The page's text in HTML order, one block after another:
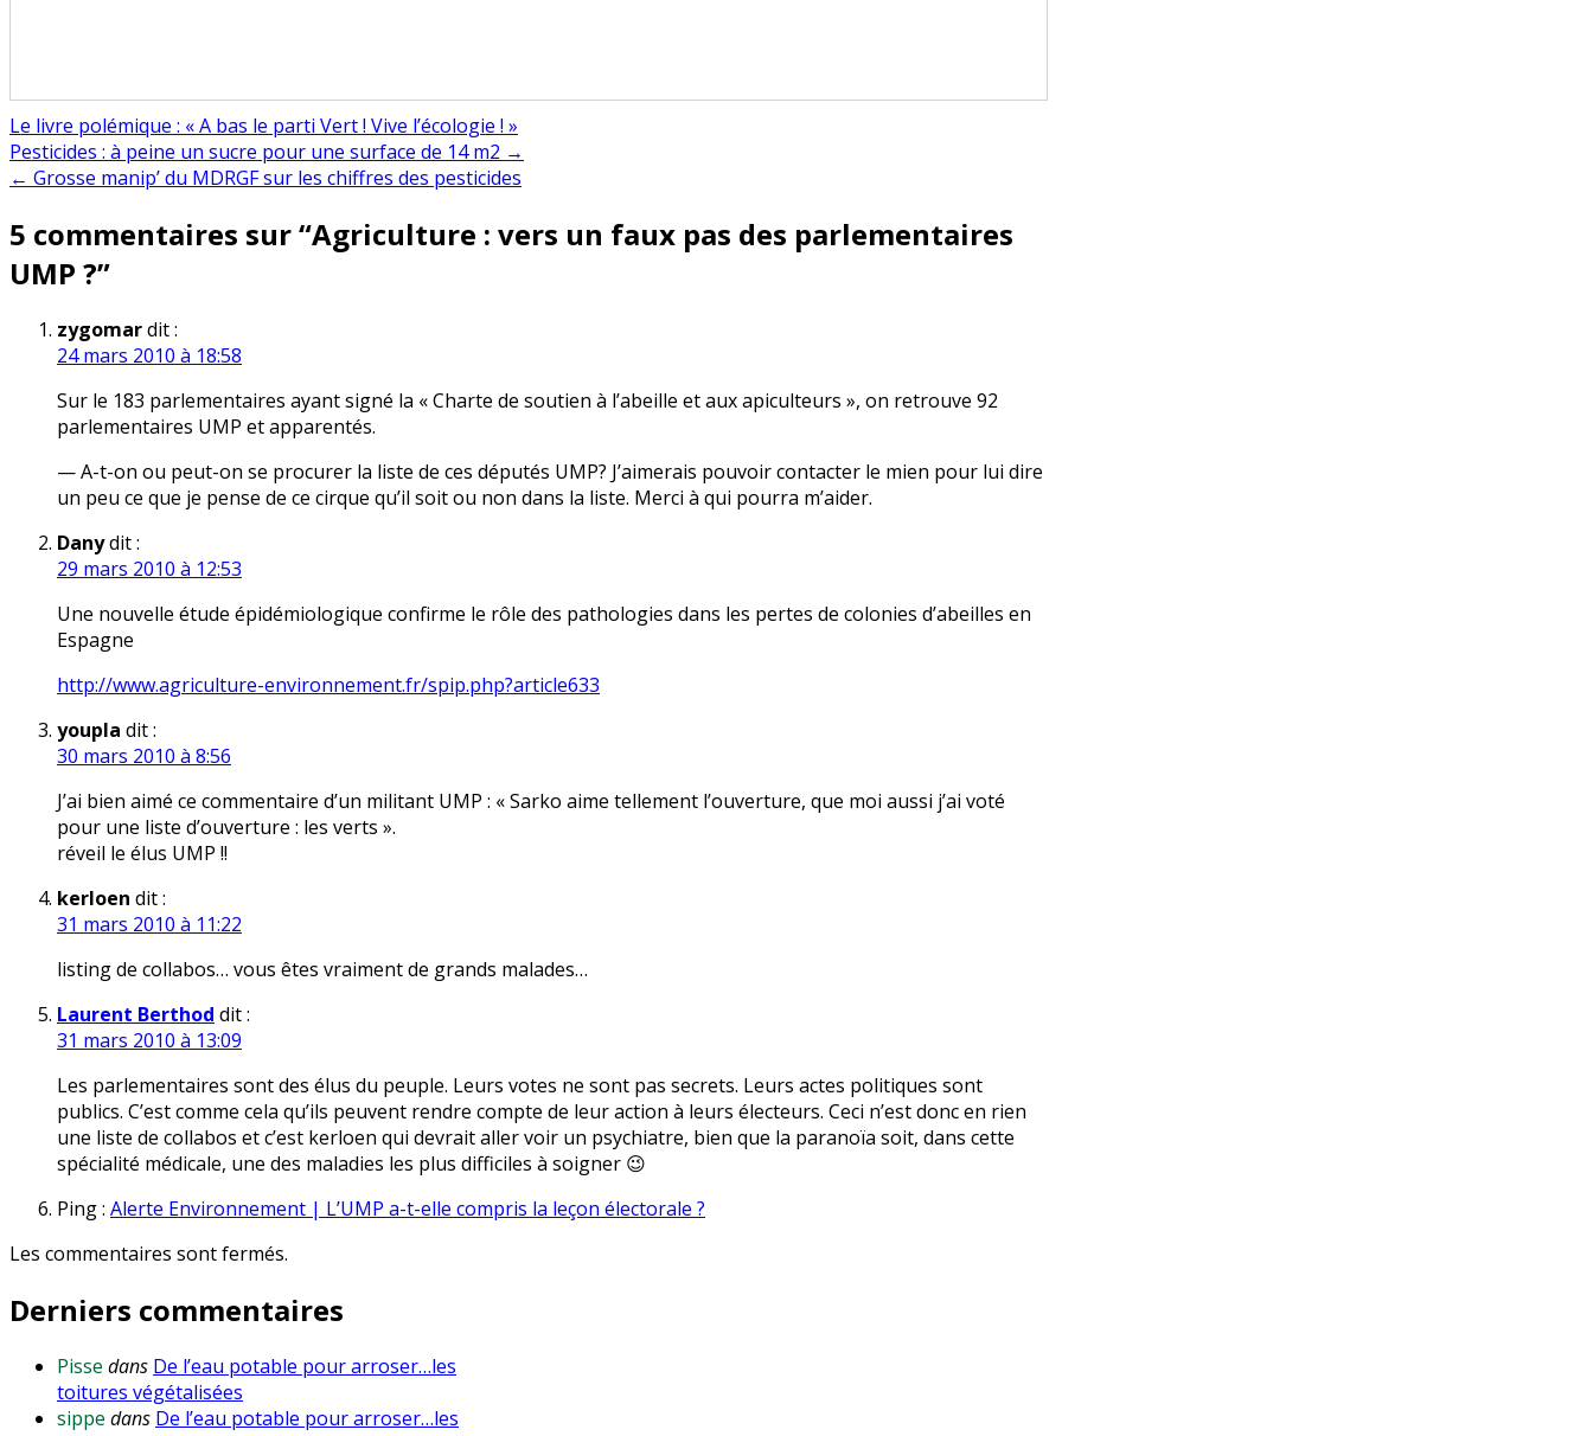
Le livre polémique : « A bas le parti Vert ! Vive l’écologie ! »
Navigation
de
l’article
Pesticides : à peine un sucre pour une surface de 14 m2 →
← Grosse manip’ du MDRGF sur les chiffres des pesticides
5 commentaires sur “Agriculture : vers un faux pas des parlementaires
UMP ?”
zygomardit :
24 mars 2010 à 18:58
Sur le 183 parlementaires ayant signé la « Charte de soutien à l’abeille et aux apiculteurs », on retrouve 92
parlementaires UMP et apparentés.
— A-t-on ou peut-on se procurer la liste de ces députés UMP? J’aimerais pouvoir contacter le mien pour lui dire
un peu ce que je pense de ce cirque qu’il soit ou non dans la liste. Merci à qui pourra m’aider.
Danydit :
29 mars 2010 à 12:53
Une nouvelle étude épidémiologique confirme le rôle des pathologies dans les pertes de colonies d’abeilles en
Espagne
http://www.agriculture-environnement.fr/spip.php?article633
youpla dit :
30 mars 2010 à 8:56
J’ai bien aimé ce commentaire d’un militant UMP : « Sarko aime tellement l’ouverture, que moi aussi j’ai voté
pour une liste d’ouverture : les verts ».
réveil le élus UMP !!
kerloen dit :
31 mars 2010 à 11:22
listing de collabos… vous êtes vraiment de grands malades…
Laurent Berthod dit :
31 mars 2010 à 13:09
Les parlementaires sont des élus du peuple. Leurs votes ne sont pas secrets. Leurs actes politiques sont
publics. C’est comme cela qu’ils peuvent rendre compte de leur action à leurs électeurs. Ceci n’est donc en rien
une liste de collabos et c’est kerloen qui devrait aller voir un psychiatre, bien que la paranoïa soit, dans cette
spécialité médicale, une des maladies les plus difficiles à soigner 😉
Ping : Alerte Environnement | L’UMP a-t-elle compris la leçon électorale ?
Les commentaires sont fermés.
Derniers commentaires
Pisse dans De l’eau potable pour arroser…les
toitures végétalisées
sippe dans De l’eau potable pour arroser…les